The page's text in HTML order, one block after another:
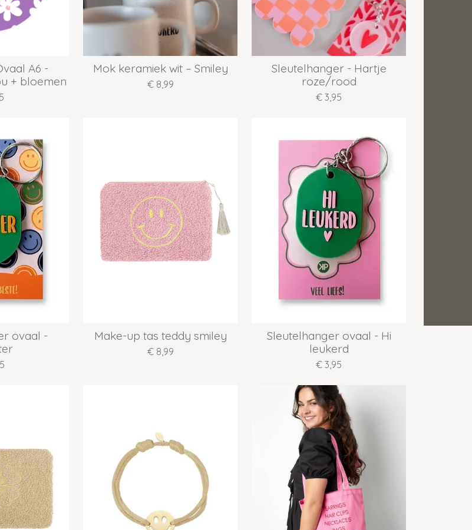
A6 -
+ bloemen
Mok keramiek wit – Smiley
€ 8,99
Sleutelhanger - Hartje
roze/rood
€ 3,95
ovaal -
Make-up tas teddy smiley
€ 8,99
Sleutelhanger ovaal - Hi
leukerd
€ 3,95